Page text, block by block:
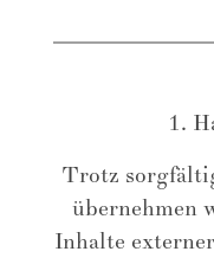
1.
Trotz
übernehmen
Inhalte